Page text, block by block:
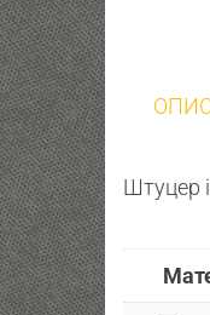
Штуцер